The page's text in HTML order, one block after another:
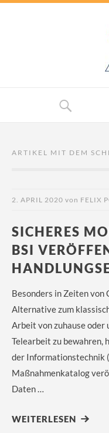
ARTIKEL MIT DEM
2. APRIL 2020 von FELIX
SICHERES
BSI
Besonders in Zeiten von
Alternative zum
Arbeit von zuhause oder
Telearbeit zu bewahren,
der Informationstechnik
Maßnahmenkatalog
Daten …
WEITERLESEN